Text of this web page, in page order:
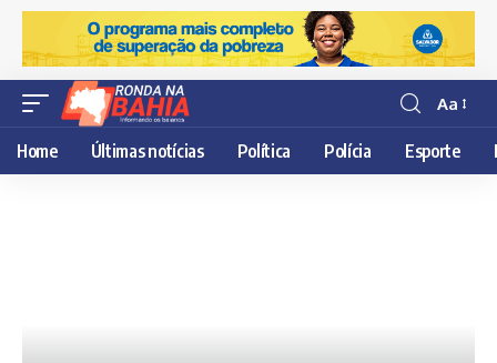
Resisor
de
fonte
Aa
Home Últimas notícias Política Polícia Esporte